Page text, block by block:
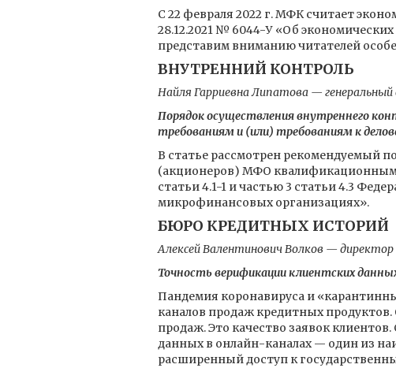
С 22 февраля 2022 г. МФК считает
28.12.2021 № 6044-У «Об
представим вниманию читателей
ВНУТРЕННИЙ КОНТРОЛЬ
Найля Гарриевна Липатова —
Порядок осуществления внутреннего
требованиям и (или) требованиям к
В статье рассмотрен рекомендуемый
(акционеров) МФО квалификационным
статьи 4.1-1 и частью 3 статьи 4.3
микрофинансовых организациях».
БЮРО КРЕДИТНЫХ ИСТОРИЙ
Алексей Валентинович Волков —
Точность верификации клиентских
Пандемия коронавируса и
каналов продаж кредитных
продаж. Это качество заявок
данных в oнлайн-каналах — один из
расширенный доступ к